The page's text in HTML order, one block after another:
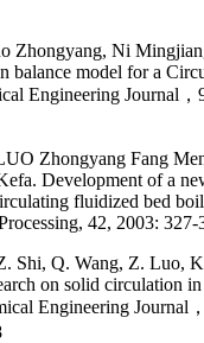
Zhongyang, Ni
balance model for a
Engineering Journal
Zhongyang Fang
Development of a
fluidized bed
42, 2003: 327-
Shi, Q. Wang, Z. Luo,
on solid circulation
Engineering Journal